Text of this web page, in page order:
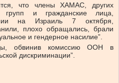
что члены ХАМАС, других
групп и гражданские лица,
на Израиль 7 октября,
плохо обращались, брали
и гендерное насилие”.
обвинив комиссию ООН в
дискриминации”.